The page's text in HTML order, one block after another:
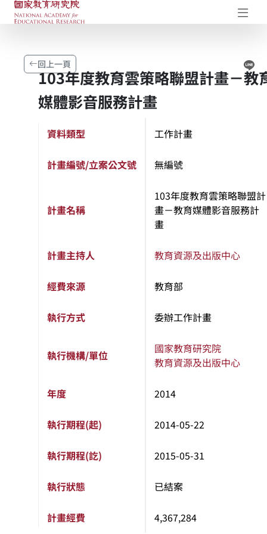
國家教育研究院-研究成果典藏庫
回上一頁
103年度教育雲策略聯盟計畫－教
媒體影音服務計畫
資料類型 工作計畫
計畫編號/立案公文號 無編號
計畫名稱
103年度教育雲策略聯盟計
畫－教育媒體影音服務計
畫
計畫主持人 教育資源及出版中心
經費來源 教育部
執行方式 委辦工作計畫
執行機構/單位
國家教育研究院
教育資源及出版中心
年度 2014
執行期程(起) 2014-05-22
執行期程(訖) 2015-05-31
執行狀態 已結案
計畫經費 4,367,284